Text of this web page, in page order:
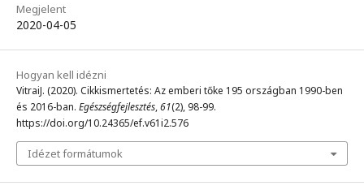
Megjelent
2020-04-05
Hogyan kell idézni
VitraiJ. (2020). Cikkismertetés: Az emberi tőke 195 országban 1990-ben
és 2016-ban. Egészségfejlesztés,61(2), 98-99.
https://doi.org/10.24365/ef.v61i2.576
Idézet formátumok